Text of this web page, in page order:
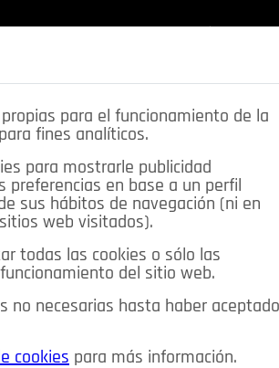
IN SALUD 🔴 EN DIRECTO
para el funcionamiento de la
fines analíticos.
para mostrarle publicidad
preferencias en base a un perfil
sus hábitos de navegación (ni en
web visitados).
todas las cookies o sólo las
del sitio web.
no necesarias hasta haber aceptado
cookies para más información.